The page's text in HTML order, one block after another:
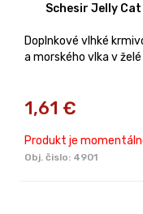
Schesir Jelly
Doplnkové vlhké
a morského vlka v
1,61 €
Produkt je
Obj. čislo: 4901